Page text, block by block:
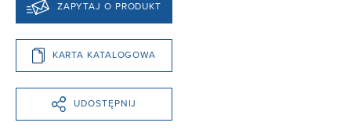
ZAPYTAJ O PRODUKT
KARTA KATALOGOWA
UDOSTĘPNIJ